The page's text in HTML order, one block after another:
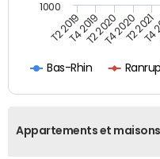
Bas-Rhin
T2 2019T4 2019T2 2020T4 2020T2 2021
T4
1000
Appartements et maisons